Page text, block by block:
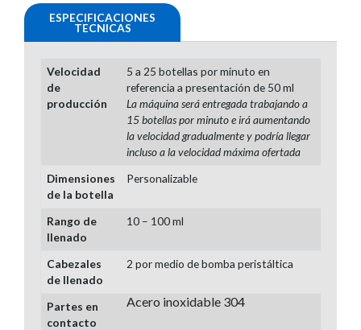
ESPECIFICACIONES
TECNICAS
Velocidad
de
producción
5 a 25 botellas por minuto en
referencia a presentación de 50 ml
La máquina será entregada trabajando a
15 botellas por minuto e irá aumentando
la velocidad gradualmente y podría llegar
incluso a la velocidad máxima ofertada
Dimensiones
de la botella
Personalizable
Rango de
llenado
10 – 100 ml
Cabezales
de llenado
2 por medio de bomba peristáltica
Partes en
contacto
Acero inoxidable 304